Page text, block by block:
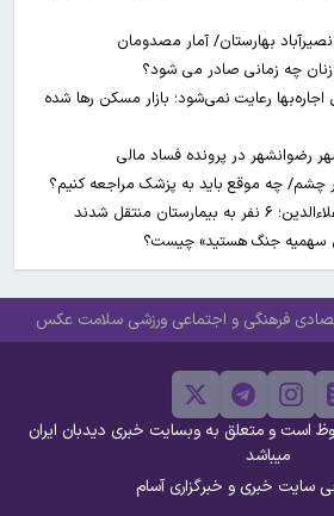
بهارستان/ آمار مصدومان
زنان چه زمانی صادر می شود؟
اجاره‌بها رعایت نمی‌شود؛ بازار مسکن رها شده
رضوانشهر در پرونده فساد مالی
چشم/ چه موقع باید به پزشک مراجعه کنیم؟
منتقل شدند
سهمیه جنگ هستید» چیست؟
فرهنگی و اجتماعی ورزشی سلامت عکس
است و متعلق به وبسایت خبری دیدبان ایران
میباشد
سایت خبری و خبرگزاری آسام